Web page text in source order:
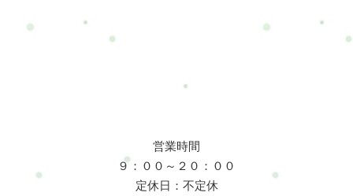
営業時間
９：００～２０：００
定休日：不定休